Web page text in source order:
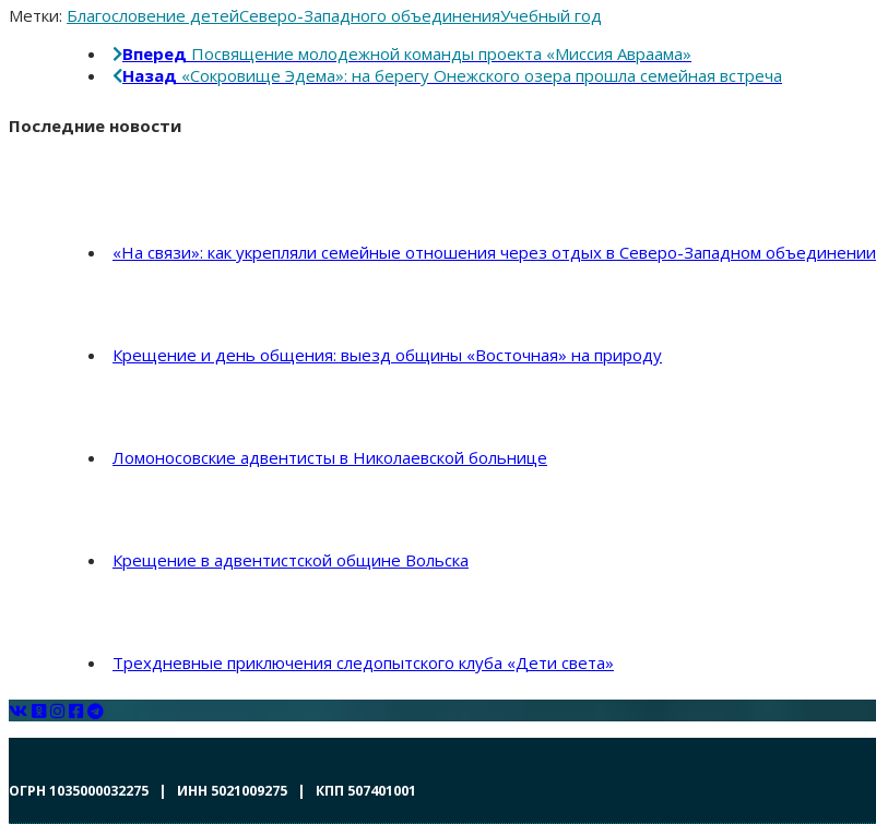
Метки: Благословение детейСеверо-Западного объединенияУчебный год
Вперед Посвящение молодежной команды проекта «Миссия Авраама»
Назад «Сокровище Эдема»: на берегу Онежского озера прошла семейная встреча
Последние новости
«На связи»: как укрепляли семейные отношения через отдых в Северо-Западном объединении
Крещение и день общения: выезд общины «Восточная» на природу
Ломоносовские адвентисты в Николаевской больнице
Крещение в адвентистской общине Вольска
Трехдневные приключения следопытского клуба «Дети света»
ОГРН 1035000032275 | ИНН 5021009275 | КПП 507401001